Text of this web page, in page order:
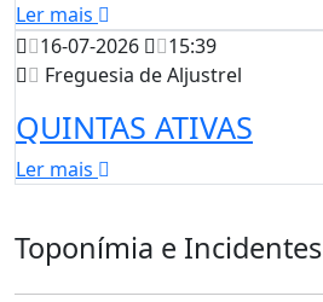
Ler mais
16-07-2026
15:39
Freguesia de Aljustrel
QUINTAS ATIVAS
Ler mais
Toponímia e Incidentes